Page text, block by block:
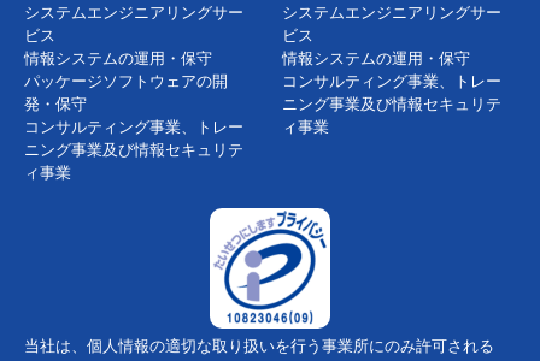
システムエンジニアリングサー
ビス
情報システムの運用・保守
パッケージソフトウェアの開
発・保守
コンサルティング事業、トレー
ニング事業及び情報セキュリテ
ィ事業
システムエンジニアリングサー
ビス
情報システムの運用・保守
コンサルティング事業、トレー
ニング事業及び情報セキュリテ
ィ事業
当社は、個人情報の適切な取り扱いを行う事業所にのみ許可される